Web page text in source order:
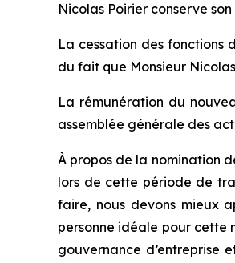
Nicolas Poirier conserve
La cessation des fonctions
du fait que Monsieur
La rémunération du
assemblée générale des
À propos de la nomination
lors de cette période de
faire, nous devons mieux
personne idéale pour cette
gouvernance d’entreprise